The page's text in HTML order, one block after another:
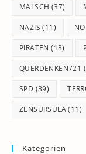
MALSCH (37)
NAZIS (11)
PIRATEN (13)
QUERDENKEN721
SPD (39)
ZENSURSULA(11)
Kategorien